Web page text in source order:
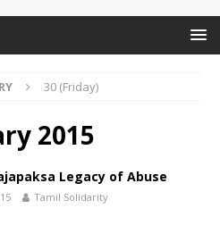
30 (Friday)
2015
Legacy of Abuse
Tamil Solidarity